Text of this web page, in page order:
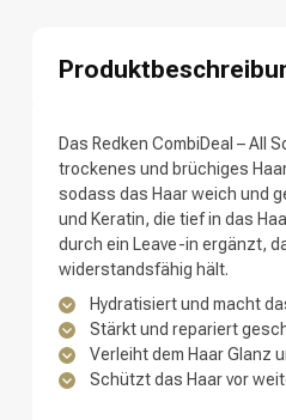
Das Redken CombiDeal –
trockenes und brüchiges
sodass das Haar weich und
und Keratin, die tief in das
durch ein Leave-in ergänzt,
widerstandsfähig hält.
Hydratisiert und macht
Stärkt und repariert
Verleiht dem Haar Glanz
Schützt das Haar vor